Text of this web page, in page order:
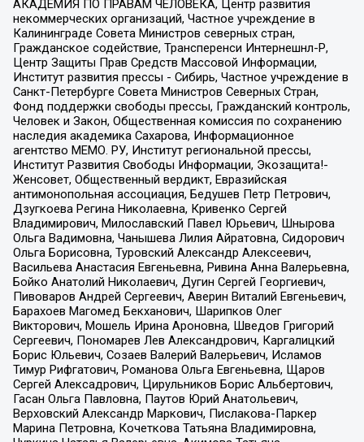
АКАДЕМИЯ ПО ПРАВАМ ЧЕЛОВЕКА, Центр развития
некоммерческих организаций, Частное учреждение в
Калининграде Совета Министров северных стран,
Гражданское содействие, Трансперенси Интернешнл-Р,
Центр Защиты Прав Средств Массовой Информации,
Институт развития прессы - Сибирь, Частное учреждение в
Санкт-Петербурге Совета Министров Северных Стран,
Фонд поддержки свободы прессы, Гражданский контроль,
Человек и Закон, Общественная комиссия по сохранению
наследия академика Сахарова, Информационное
агентство МЕМО. РУ, Институт региональной прессы,
Институт Развития Свободы Информации, Экозащита!-
Женсовет, Общественный вердикт, Евразийская
антимонопольная ассоциация, Бедушев Петр Петрович,
Дзугкоева Регина Николаевна, Кривенко Сергей
Владимирович, Милославский Павел Юрьевич, Шнырова
Ольга Вадимовна, Чанышева Лилия Айратовна, Сидорович
Ольга Борисовна, Туровский Александр Алексеевич,
Васильева Анастасия Евгеньевна, Ривина Анна Валерьевна,
Бойко Анатолий Николаевич, Дугин Сергей Георгиевич,
Пивоваров Андрей Сергеевич, Аверин Виталий Евгеньевич,
Барахоев Магомед Бекханович, Шарипков Олег
Викторович, Мошель Ирина Ароновна, Шведов Григорий
Сергеевич, Пономарев Лев Александрович, Каргалицкий
Борис Юльевич, Созаев Валерий Валерьевич, Исламов
Тимур Рифгатович, Романова Ольга Евгеньевна, Щаров
Сергей Алексадрович, Цирульников Борис Альбертович,
Гасан Ольга Павловна, Паутов Юрий Анатольевич,
Верховский Александр Маркович, Пислакова-Паркер
Марина Петровна, Кочеткова Татьяна Владимировна,